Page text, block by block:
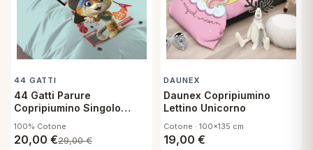
44 GATTI
44 Gatti Parure
Copripiumino Singolo
100% Cotone
20,00 €29,00€
DAUNEX
Daunex Copripiumino
Lettino Unicorno
Cotone · 100x135 cm
19,00 €